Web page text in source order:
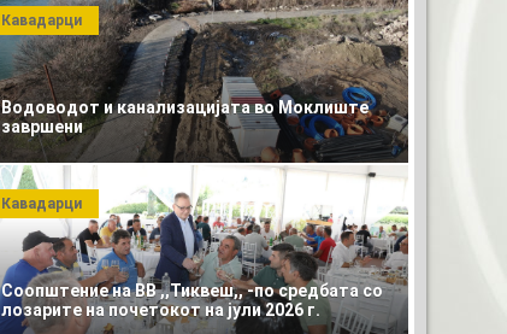
Водоводот и канализацијата во Моклиште
завршени
Кавадарци
Соопштение на ВВ ,,Тиквеш,, -по средбата со
лозарите на почетокот на јули 2026 г.
Кавадарци